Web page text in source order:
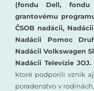
(fondu Dell, fondu
grantovému
ČSOB nadácii,
Nadácii Pomoc
Nadácii Volkswagen
Nadácii Televízie JOJ.
ktoré podporili vznik
poradenstvo v